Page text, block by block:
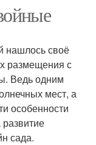
нашлось своё
размещения с
Ведь одним
мест, а
особенности
сада.